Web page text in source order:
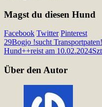
Magst du diesen Hund
Facebook Twitter Pinterest
29Bogjo !sucht
Hund++reist am 10.02.2024
Über den Autor